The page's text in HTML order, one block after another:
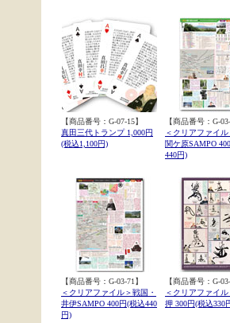
【商品番号：G-07-15】
真田三代トランプ 1,000円
(税込1,100円)
【商品番号：G-
＜クリアファイ
関ケ原SAMPO
440円)
【商品番号：G-03-71】
＜クリアファイル＞戦国・
井伊SAMPO 400円(税込440
円)
【商品番号：G-
＜クリアファイ
押 300円(税込330